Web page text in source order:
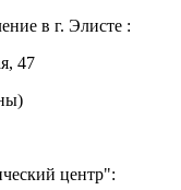
в г. Элисте :
47
центр":